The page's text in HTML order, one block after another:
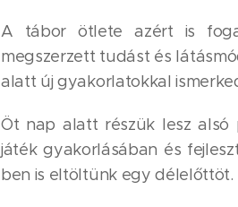
A tábor ötlete azért is
megszerzett tudást és
alatt új gyakorlatokkal
Öt nap alatt részük lesz alsó
játék gyakorlásában és
ben is eltöltünk egy délelőttöt.